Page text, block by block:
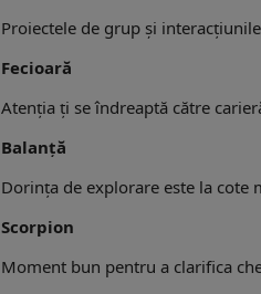
Proiectele de grup și
Fecioară
Atenția ţi se îndreaptă către
Balanță
Dorința de explorare este la cote
Scorpion
Moment bun pentru a clarifica